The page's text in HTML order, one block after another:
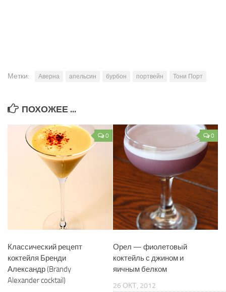
Метки: Аверна апельсин бурбон портвейн Тони Порт
ПОХОЖЕЕ ...
0
Классический рецепт
коктейля Бренди
Александр (Brandy
Alexander cocktail)
0
Орел — фиолетовый
коктейль с джином и
яичным белком
26 ОКТ, 2012